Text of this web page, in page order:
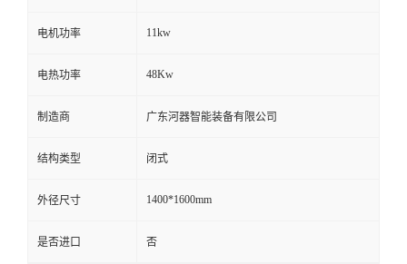
电机功率 11kw
电热功率 48Kw
制造商 广东河器智能装备有限公司
结构类型 闭式
外径尺寸 1400*1600mm
是否进口 否